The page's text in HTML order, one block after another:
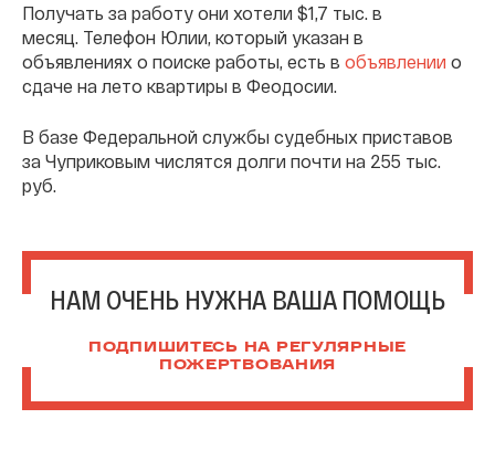
Получать за работу они хотели $1,7 тыс. в
месяц. Телефон Юлии, который указан в
объявлениях о поиске работы, есть в объявлении о
сдаче на лето квартиры в Феодосии.
В базе Федеральной службы судебных приставов
за Чуприковым числятся долги почти на 255 тыс.
руб.
НАМ ОЧЕНЬ НУЖНА ВАША ПОМОЩЬ
ПОДПИШИТЕСЬ НА РЕГУЛЯРНЫЕ
ПОЖЕРТВОВАНИЯ